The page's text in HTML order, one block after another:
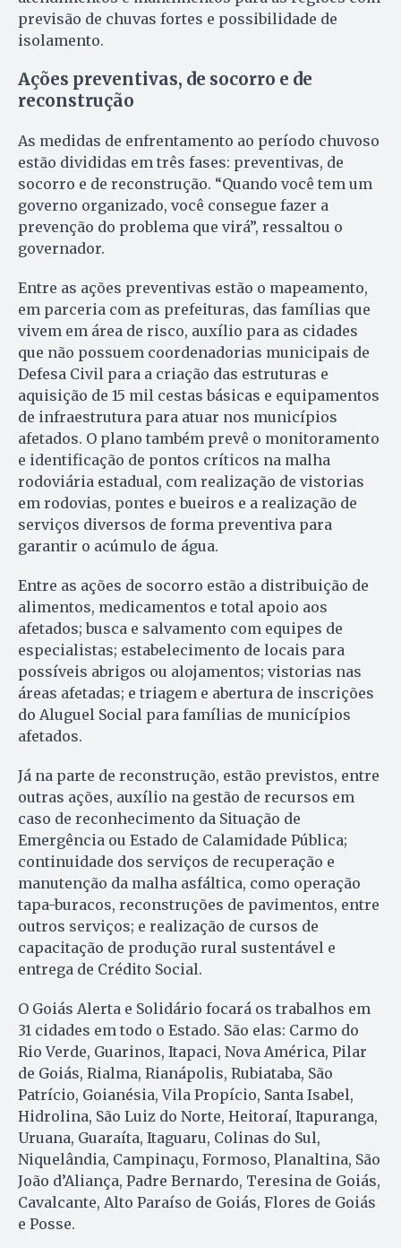
previsão de chuvas fortes e possibilidade de
isolamento.
Ações preventivas, de socorro e de
reconstrução
As medidas de enfrentamento ao período chuvoso
estão divididas em três fases: preventivas, de
socorro e de reconstrução. “Quando você tem um
governo organizado, você consegue fazer a
prevenção do problema que virá”, ressaltou o
governador.
Entre as ações preventivas estão o mapeamento,
em parceria com as prefeituras, das famílias que
vivem em área de risco, auxílio para as cidades
que não possuem coordenadorias municipais de
Defesa Civil para a criação das estruturas e
aquisição de 15 mil cestas básicas e equipamentos
de infraestrutura para atuar nos municípios
afetados. O plano também prevê o monitoramento
e identificação de pontos críticos na malha
rodoviária estadual, com realização de vistorias
em rodovias, pontes e bueiros e a realização de
serviços diversos de forma preventiva para
garantir o acúmulo de água.
Entre as ações de socorro estão a distribuição de
alimentos, medicamentos e total apoio aos
afetados; busca e salvamento com equipes de
especialistas; estabelecimento de locais para
possíveis abrigos ou alojamentos; vistorias nas
áreas afetadas; e triagem e abertura de inscrições
do Aluguel Social para famílias de municípios
afetados.
Já na parte de reconstrução, estão previstos, entre
outras ações, auxílio na gestão de recursos em
caso de reconhecimento da Situação de
Emergência ou Estado de Calamidade Pública;
continuidade dos serviços de recuperação e
manutenção da malha asfáltica, como operação
tapa-buracos, reconstruções de pavimentos, entre
outros serviços; e realização de cursos de
capacitação de produção rural sustentável e
entrega de Crédito Social.
O Goiás Alerta e Solidário focará os trabalhos em
31 cidades em todo o Estado. São elas: Carmo do
Rio Verde, Guarinos, Itapaci, Nova América, Pilar
de Goiás, Rialma, Rianápolis, Rubiataba, São
Patrício, Goianésia, Vila Propício, Santa Isabel,
Hidrolina, São Luiz do Norte, Heitoraí, Itapuranga,
Uruana, Guaraíta, Itaguaru, Colinas do Sul,
Niquelândia, Campinaçu, Formoso, Planaltina, São
João d’Aliança, Padre Bernardo, Teresina de Goiás,
Cavalcante, Alto Paraíso de Goiás, Flores de Goiás
e Posse.